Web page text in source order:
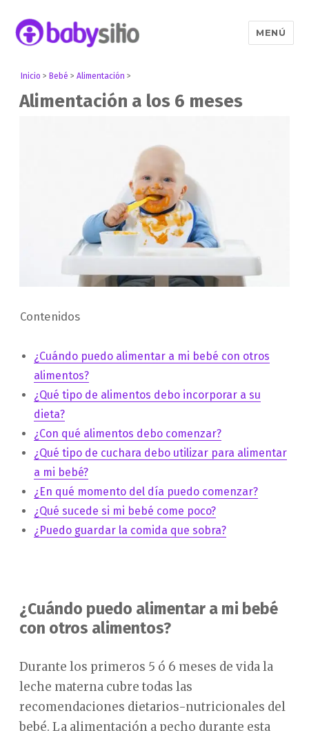
MENÚ
Inicio > Bebé >Alimentación >
Alimentación a los 6 meses
Contenidos
¿Cuándo puedo alimentar a mi bebé con otros
alimentos?
¿Qué tipo de alimentos debo incorporar a su
dieta?
¿Con qué alimentos debo comenzar?
¿Qué tipo de cuchara debo utilizar para alimentar
a mi bebé?
¿En qué momento del día puedo comenzar?
¿Qué sucede si mi bebé come poco?
¿Puedo guardar la comida que sobra?
¿Cuándo puedo alimentar a mi bebé
con otros alimentos?
Durante los primeros 5 ó 6 meses de vida la
leche materna cubre todas las
recomendaciones dietarios-nutricionales del
bebé. La alimentación a pecho durante esta